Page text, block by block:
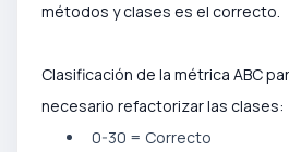
métodos y clases es el correcto.
Clasificación de la métrica ABC
necesario refactorizar las clases:
0-30 = Correcto